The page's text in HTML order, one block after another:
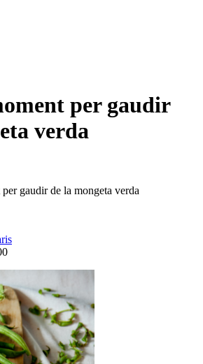
per gaudir
verda
gaudir de la mongeta verda